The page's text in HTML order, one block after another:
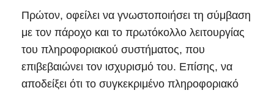
Πρώτον, οφείλει να γνωστοποιήσει τη σύμβαση
με τον πάροχο και το πρωτόκολλο λειτουργίας
του πληροφοριακού συστήματος, που
επιβεβαιώνει τον ισχυρισμό του. Επίσης, να
αποδείξει ότι το συγκεκριμένο πληροφοριακό